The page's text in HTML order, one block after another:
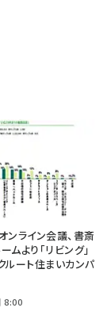
ンライン会議、書斎
ムより「リビング」
ルート住まいカンパ
8:00